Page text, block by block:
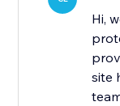
Hi,
site